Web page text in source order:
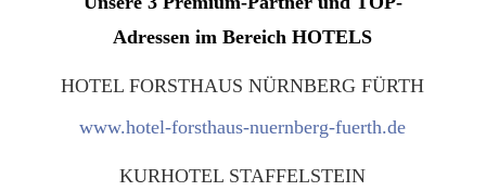
Adressen im Bereich HOTELS
HOTEL FORSTHAUS NÜRNBERG FÜRTH
www.hotel-forsthaus-nuernberg-fuerth.de
KURHOTEL STAFFELSTEIN